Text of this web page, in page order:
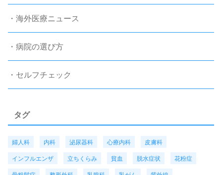
・海外医療ニュース
・病院の選び方
・セルフチェック
タグ
婦人科 内科 泌尿器科 心療内科
皮膚科
インフルエンザ
立ちくらみ 貧血 脱水症状
花粉症